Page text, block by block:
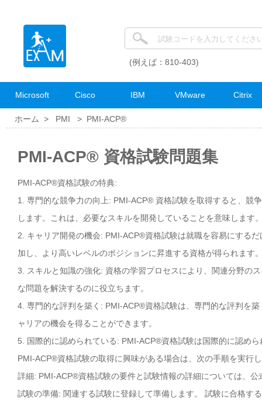
(例えば：810-403)
Microsoft Cisco IBM VMware Citrix
ホーム > PMI > PMI-ACP®
PMI-ACP® 資格試験問題集
PMI-ACP®資格試験の特典:
1. 専門的な競争力の向上: PMI-ACP® 資格試験を取得すると、競
します。これは、必要なスキルを開発していることを意味します
2. キャリア開発の機会: PMI-ACP®資格試験は就職を容易にする
加し、より高いレベルのポジションに昇進する資格が得られます
3. スキルと知識の強化: 資格の学習プロセスにより、関連分野の
な問題を解決するのに役立ちます。
4. 専門的な評判を築く: PMI-ACP®資格試験は、専門的な評判を
ャリアの機会を得ることができます。
5. 国際的に認められている: PMI-ACP®資格試験は国際的に認め
PMI-ACP®資格試験の取得に興味がある場合は、次の手順を実行
詳細: PMI-ACP®資格試験の要件と試験情報の詳細については、
試験の準備: 関連する試験に登録して準備します。 試験に合格す